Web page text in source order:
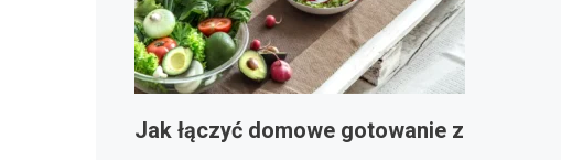
Jak łączyć domowe gotowanie z